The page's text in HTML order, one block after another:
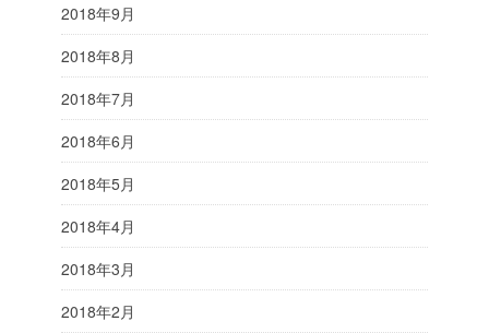
2018年9月
2018年8月
2018年7月
2018年6月
2018年5月
2018年4月
2018年3月
2018年2月